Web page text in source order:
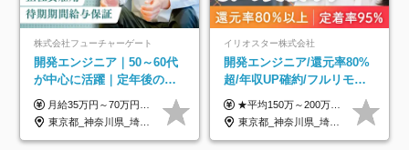
株式会社フューチャーゲート
開発エンジニア｜50～60代
が中心に活躍｜定年後の給
与減ナシ｜年収50万円アッ
プ実績／昇給率92％（直近3
年）
月給35万円～70万円（固定残業代30時間分63,869円～を含む）+賞与年1回 ※30時間を超える分は別途支給します ●これまでのご経験・スキル・前職給与をできる限り考慮します ●待機期間も給与を100％支給します ●試用期間中も給与や福利厚生は同じです ≪年収を維持しながら長く働けます！≫ 一般的な企業では55歳や60歳を機に年収が下がりますが、 当社は役職などではなく「スキルや経験」で評価。 エンジニアとして長く働きながら あなたにふさわしい年収を維持できます！
東京都_神奈川県_埼玉県_千葉県
イリオスター株式会社
開発エンジニア/還元率80%
超/年収UP確約/フルリモ
OK/年休130日/平均残業7h/
約2万件の案件から選択
★平均150万～200万円年収UPを実現！ ★前職給与を100％保証！ ★案件内容の開示・明確な評価体制あり ⇒クライアント評価で即昇給を実現したケースも◎ ★年12回（毎月昇給チャンスあり） ■月給35万円～103万円 ※経験・能力・前職給与を考慮し、決定 ※上記給与には月30時間分(6万6500円以上)の固定残業代が含まれます。超過分は手当として別途支給します ※試用期間3ヶ月あり(期間中の給与・待遇面に差異はありません) ▼収入アップの実例をご紹介 ───────────── ★働き方改革をした30代男性（PG） 子どもが生まれたばかりなのに、忙しい現場で残業も月50～60時間が当たり前。 ⇒残業ほぼゼロ＆週3リモートの働き方に！しかも給与もアップ！ ★収入アップした30代男性（PM） 子供が3人いて家計も苦しく、残業代で稼ぐ日々… ⇒残業をたくさんしていた年収額より、100万円以上アップしました！
東京都_神奈川県_埼玉県_千葉県_大阪府_愛知県_北海道_青森県_岩手県_宮城県_秋田県_山形県_福島県_茨城県_栃木県_群馬県_新潟県_山梨県_長野県_富山県_石川県_福井県_静岡県_岐阜県_三重県_兵庫県_京都府_滋賀県_奈良県_和歌山県_広島県_岡山県_鳥取県_島根県_山口県_徳島県_香川県_愛媛県_高知県_福岡県_熊本県_佐賀県_長崎県_大分県_宮崎県_鹿児島県_沖縄県